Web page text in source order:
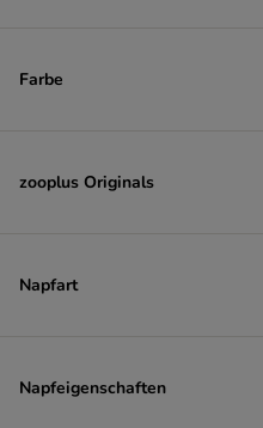
Farbe
zooplus Originals
Napfart
Napfeigenschaften